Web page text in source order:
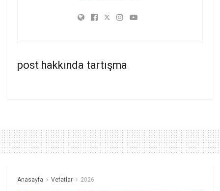
post hakkında tartışma
Anasayfa Vefatlar 2026